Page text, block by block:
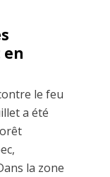
le feu
a été
la zone